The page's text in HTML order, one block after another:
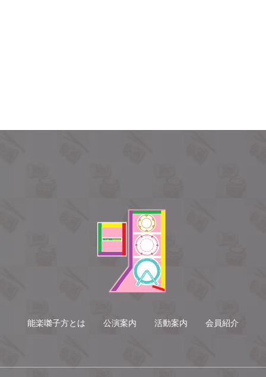
能楽囃子方とは 公演案内 活動案内 会員紹介